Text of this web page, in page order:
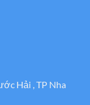
Hải , TP Nha